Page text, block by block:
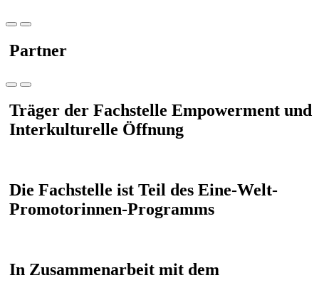
Partner
Träger der Fachstelle Empowerment und
Interkulturelle Öffnung
Die Fachstelle ist Teil des Eine-Welt-
Promotorinnen-Programms
In Zusammenarbeit mit dem